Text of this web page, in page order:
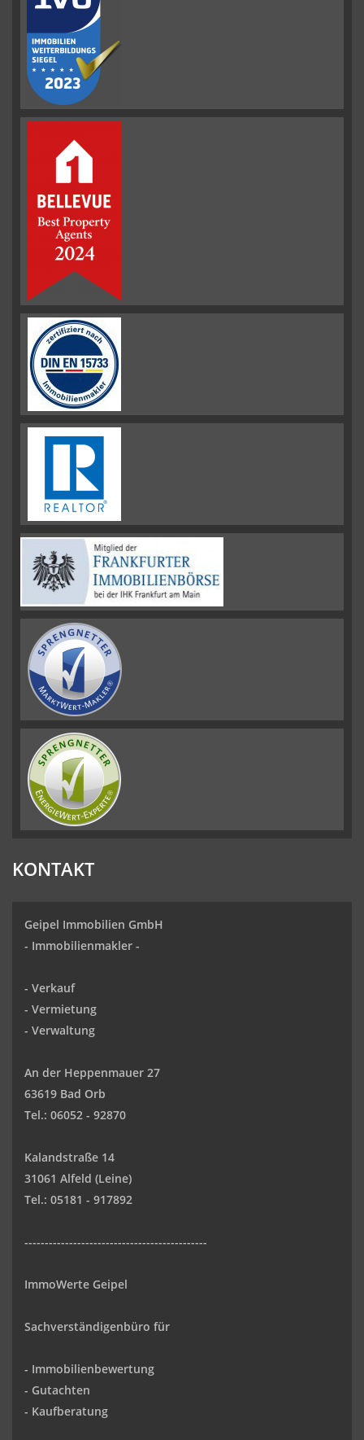
KONTAKT
Geipel Immobilien GmbH
- Immobilienmakler -
- Verkauf
- Vermietung
- Verwaltung
An der Heppenmauer 27
63619 Bad Orb
Tel.: 06052 - 92870
Kalandstraße 14
31061 Alfeld (Leine)
Tel.: 05181 - 917892
---------------------------------------------
ImmoWerte Geipel
Sachverständigenbüro für
- Immobilienbewertung
- Gutachten
- Kaufberatung